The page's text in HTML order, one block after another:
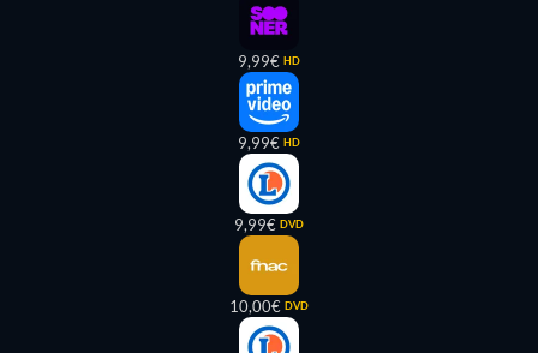
9,99€ HD
9,99€ HD
9,99€ DVD
10,00€ DVD